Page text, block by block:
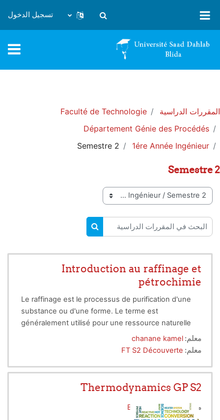
تبديل إدخال البحث
تسجيل الدخول
المقررات الدراسية
Faculté de Technologie
Département Génie des Procédés
1ére Année Ingénieur
Semestre 2
Semestre 2
تصنيفات المقررات
البحث في المقررات الدراسية
البحث في المقررات الدراسية
Introduction au raffinage et
pétrochimie
Le raffinage est le processus de purification d'une
substance ou d'une forme. Le terme est
généralement utilisé pour une ressource naturelle
qui est presque sous une forme utilisable, mais qui
est plus utile dans sa forme pure.
معلم: chanane kamel
معلم: FT S2 Découverte
Thermodynamics GP S2
معلم: BOUMAD Souad